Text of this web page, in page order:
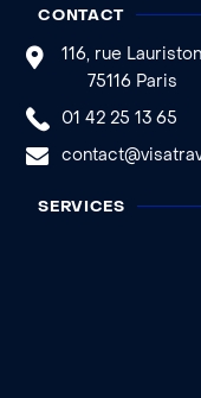
CONTACT
116, rue Lauriston
75116 Paris
01 42 25 13 65
SERVICES